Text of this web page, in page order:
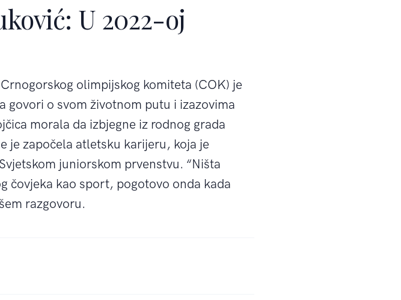
U 2022-oj
olimpijskog komiteta (COK) je
govori o svom životnom putu i izazovima
morala da izbjegne iz rodnog grada
je započela atletsku karijeru, koja je
juniorskom prvenstvu. “Ništa
čovjeka kao sport, pogotovo onda kada
razgovoru.